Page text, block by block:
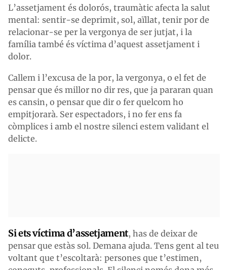
L’assetjament és dolorós, traumàtic afecta la salut
mental: sentir-se deprimit, sol, aïllat, tenir por de
relacionar-se per la vergonya de ser jutjat, i la
família també és víctima d’aquest assetjament i
dolor.
Callem i l’excusa de la por, la vergonya, o el fet de
pensar que és millor no dir res, que ja pararan quan
es cansin, o pensar que dir o fer quelcom ho
empitjorarà. Ser espectadors, i no fer ens fa
còmplices i amb el nostre silenci estem validant el
delicte.
Si ets víctima d’assetjament, has de deixar de
pensar que estàs sol. Demana ajuda. Tens gent al teu
voltant que t’escoltarà: persones que t’estimen,